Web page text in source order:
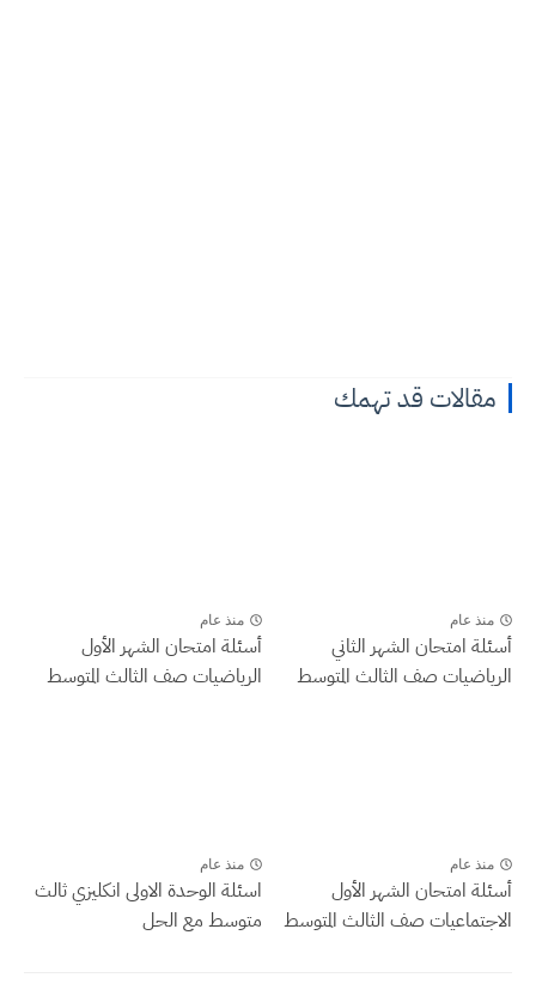
مقالات قد تهمك
منذ عام
أسئلة امتحان الشهر الثاني
الرياضيات صف الثالث المتوسط
منذ عام
أسئلة امتحان الشهر الأول
الرياضيات صف الثالث المتوسط
منذ عام
أسئلة امتحان الشهر الأول
الاجتماعيات صف الثالث المتوسط
منذ عام
اسئلة الوحدة الاولى انكليزي ثالث
متوسط مع الحل